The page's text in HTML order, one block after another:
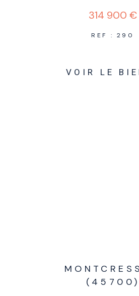
314 900 €
REF : 290
VOIR LE
(45700)